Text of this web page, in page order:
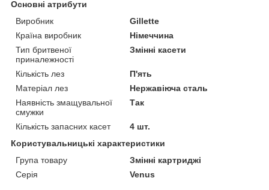
Основні атрибути
Виробник
Gillette
Країна виробник
Німеччина
Тип бритвеної
приналежності
Змінні касети
Кількість лез
П'ять
Матеріал лез
Нержавіюча сталь
Наявність змащувальної
смужки
Так
Кількість запасних касет
4 шт.
Користувальницькі характеристики
Група товару
Змінні картриджі
Серія
Venus